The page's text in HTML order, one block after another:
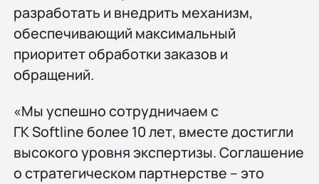
разработать и внедрить механизм,
обеспечивающий максимальный
приоритет обработки заказов и
обращений.
«Мы успешно сотрудничаем с
ГК Softline более 10 лет, вместе достигли
высокого уровня экспертизы. Соглашение
о стратегическом партнерстве – это